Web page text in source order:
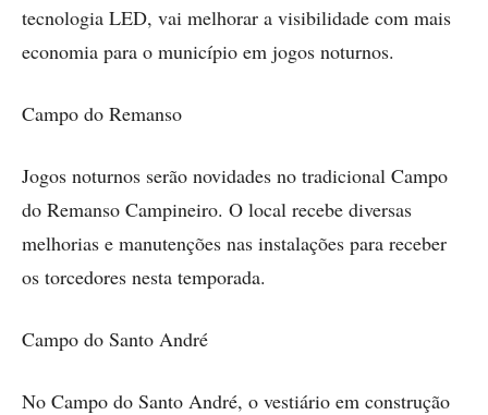
tecnologia LED, vai melhorar a visibilidade com mais
economia para o município em jogos noturnos.
Campo do Remanso
Jogos noturnos serão novidades no tradicional Campo
do Remanso Campineiro. O local recebe diversas
melhorias e manutenções nas instalações para receber
os torcedores nesta temporada.
Campo do Santo André
No Campo do Santo André, o vestiário em construção